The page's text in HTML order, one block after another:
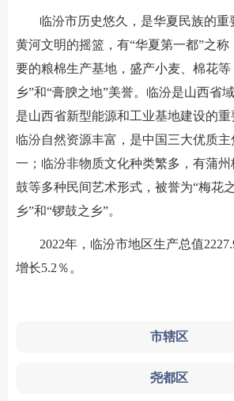
临汾市历史悠久，是华夏民族的重
黄河文明的摇篮，有“华夏第一都”之
要的粮棉生产基地，盛产小麦、棉花等
乡”和“膏腴之地”美誉。临汾是山西省
是山西省新型能源和工业基地建设的重
临汾自然资源丰富，是中国三大优质主
一；临汾非物质文化种类繁多，有蒲
鼓等多种民间艺术形式，被誉为“梅花
乡”和“锣鼓之乡”。
2022年，临汾市地区生产总值
增长5.2％。
市辖区
尧都区